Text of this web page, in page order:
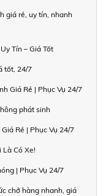
giá rẻ, uy tín, nhanh
Tín – Giá Tốt
tốt, 24/7
Giá Rẻ | Phục Vụ 24/7
phát sinh
Rẻ | Phục Vụ 24/7
Là Có Xe!
| Phục Vụ 24/7
chở hàng nhanh, giá